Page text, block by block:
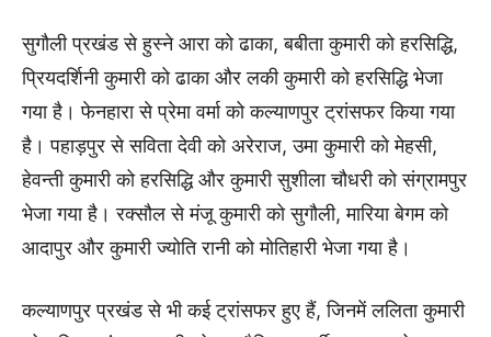
सुगौली प्रखंड से हुस्ने आरा को ढाका, बबीता कुमारी को हरसिद्धि,
प्रियदर्शिनी कुमारी को ढाका और लकी कुमारी को हरसिद्धि भेजा
गया है। फेनहारा से प्रेमा वर्मा को कल्याणपुर ट्रांसफर किया गया
है। पहाड़पुर से सविता देवी को अरेराज, उमा कुमारी को मेहसी,
हेवन्ती कुमारी को हरसिद्धि और कुमारी सुशीला चौधरी को संग्रामपुर
भेजा गया है। रक्सौल से मंजू कुमारी को सुगौली, मारिया बेगम को
आदापुर और कुमारी ज्योति रानी को मोतिहारी भेजा गया है।
कल्याणपुर प्रखंड से भी कई ट्रांसफर हुए हैं, जिनमें ललिता कुमारी